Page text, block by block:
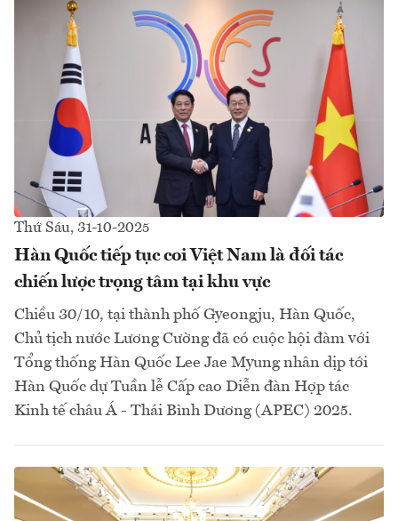
Thứ Sáu, 31-10-2025
Hàn Quốc tiếp tục coi Việt Nam là đối tác
chiến lược trọng tâm tại khu vực
Chiều 30/10, tại thành phố Gyeongju, Hàn Quốc,
Chủ tịch nước Lương Cường đã có cuộc hội đàm với
Tổng thống Hàn Quốc Lee Jae Myung nhân dịp tới
Hàn Quốc dự Tuần lễ Cấp cao Diễn đàn Hợp tác
Kinh tế châu Á - Thái Bình Dương (APEC) 2025.